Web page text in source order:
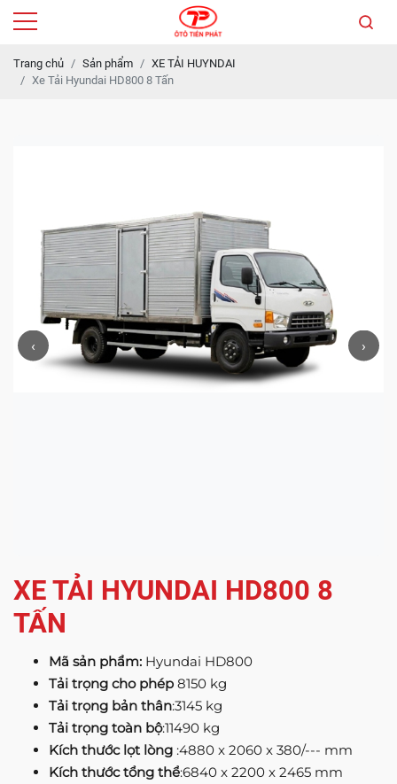
Trang chủ Sản phẩm
XE TẢI HUYNDAI
Xe Tải Hyundai HD800 8 Tấn
‹ ›
XE TẢI HYUNDAI HD800 8
TẤN
Mã sản phẩm: Hyundai HD800
Tải trọng cho phép 8150 kg
Tải trọng bản thân:3145 kg
Tải trọng toàn bộ:11490 kg
Kích thước lọt lòng :4880 x 2060 x 380/--- mm
Kích thước tổng thể:6840 x 2200 x 2465 mm